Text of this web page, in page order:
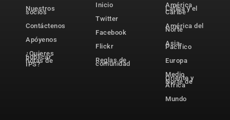
Nuestros
socios
Contáctenos
Apóyenos
¿Quieres
publicar
notas de
IPS?
Inicio
Twitter
Facebook
Flickr
Reglas de
comunidad
América
Latina y el
Caribe
América del
Norte
Asia-
Pacífico
Europa
Medio
Oriente y
Norte de
África
Mundo